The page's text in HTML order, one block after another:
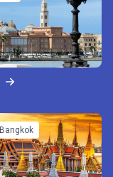
Bangkok